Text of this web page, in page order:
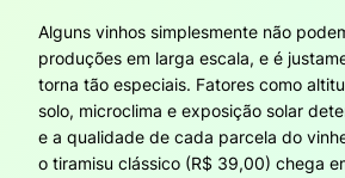
Alguns vinhos simplesmente não
produções em larga escala, e é
torna tão especiais. Fatores como
solo, microclima e exposição solar
e a qualidade de cada parcela do
o tiramisu clássico (R$ 39,00) chega